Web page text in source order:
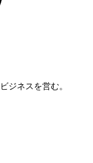
ジネスを営む。